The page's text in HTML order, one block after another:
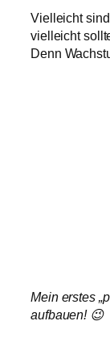
Vielleicht
vielleicht
Denn
Mein erstes
aufbauen! 😉